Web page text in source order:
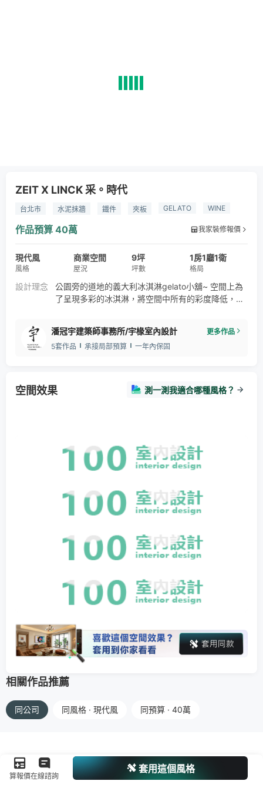
ZEIT X LINCK 采。時代
台北市 水泥抹牆 鐵件 夾板 GELATO WINE
作品預算 40萬 我家裝修報價
現代風
風格
商業空間
屋況
9坪
坪數
1房1廳1衛
格局
設計理念
公園旁的道地的義大利冰淇淋gelato小舖~ 空間上為
了呈現多彩的冰淇淋，將空間中所有的彩度降低，整
及粗糙手抹質感的水泥灰牆直接呈現材料本質特性，
完美連結每一抹gelato手作低脂真材實料不添加人工
潘冠宇建築師事務所/宇椽室內設計
更多作品
5套作品
承接局部預算 一年內保固
空間效果 測一測我適合哪種風格？
相關作品推薦
同公司 同風格 · 現代風 同預算 · 40萬
算報價在線諮詢
套用這個風格